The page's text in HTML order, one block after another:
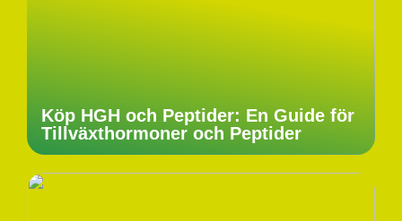
Köp HGH och Peptider: En Guide för
Tillväxthormoner och Peptider